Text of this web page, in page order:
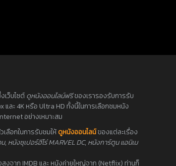
เว็บไซต์ดูหนังออนไลน์ฟรีของเรารองรับการรับ
ละ 4K หรือ Ultra HD ทั้งนี้ในการเลือกชมหนัง
อย่างเหมาะสม
ลือกในการรับชมให้ดูหนังออนไลน์ของแต่ละเรื่อง
, หนังซุเปอร์ฮีโร่ MARVEL DC, หนังการ์ตูน แอนิเม
งจาก IMDB และ หนังค่ายใหญ่จาก (Netflix) ท่านก็